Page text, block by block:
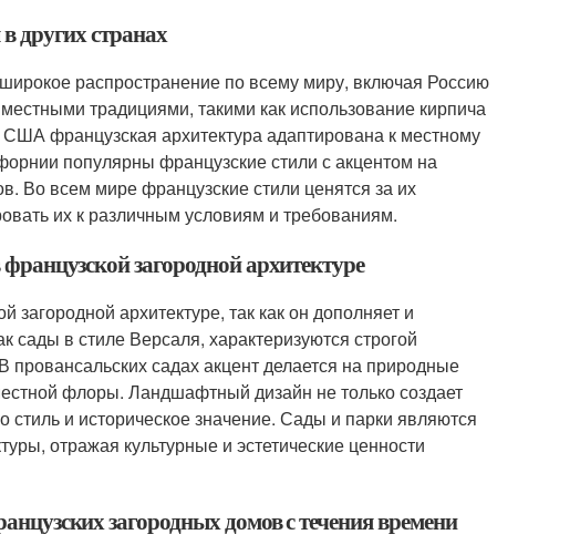
других странах
распространение по всему миру, включая Россию
традициями, такими как использование кирпича
французская архитектура адаптирована к местному
популярны французские стили с акцентом на
Во всем мире французские стили ценятся за их
их к различным условиям и требованиям.
загородной архитектуре
архитектуре, так как он дополняет и
сады в стиле Версаля, характеризуются строгой
садах акцент делается на природные
флоры. Ландшафтный дизайн не только создает
и историческое значение. Сады и парки являются
отражая культурные и эстетические ценности
загородных домов с течения времени